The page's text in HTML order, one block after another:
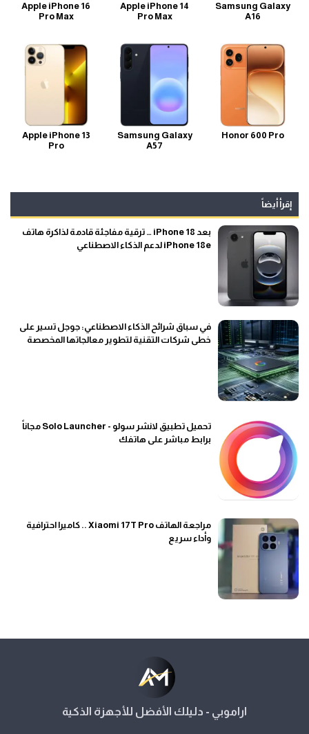
Samsung Galaxy
A16
Apple iPhone 14
Pro Max
Apple iPhone 16
Pro Max
Honor 600 Pro
Samsung Galaxy
A57
Apple iPhone 13
Pro
إقرأ أيضاً
بعد iPhone 18 … ترقية مفاجئة قادمة لذاكرة هاتف
iPhone 18e لدعم الذكاء الاصطناعي
في سباق شرائح الذكاء الاصطناعي: جوجل تسير على
خطى شركات التقنية لتطوير معالجاتها المخصصة
تحميل تطبيق لانشر سولو - Solo Launcher مجاناً
برابط مباشر على هاتفك
مراجعة الهاتف Xiaomi 17T Pro .. كاميرا احترافية
وأداء سريع
اراموبي - دليلك الأفضل للأجهزة الذكية